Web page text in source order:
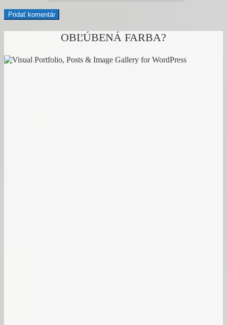
OBĽÚBENÁ FARBA?